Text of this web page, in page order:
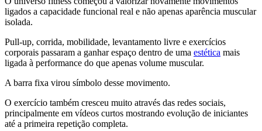
ligados a capacidade funcional real e não apenas aparência muscular
isolada.
Pull-up, corrida, mobilidade, levantamento livre e exercícios
corporais passaram a ganhar espaço dentro de uma estética mais
ligada à performance do que apenas volume muscular.
A barra fixa virou símbolo desse movimento.
O exercício também cresceu muito através das redes sociais,
principalmente em vídeos curtos mostrando evolução de iniciantes
até a primeira repetição completa.